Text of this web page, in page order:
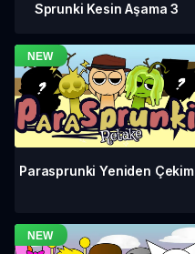
Sprunki Kesin Aşama 3
Parasprunki Yeniden Çekim